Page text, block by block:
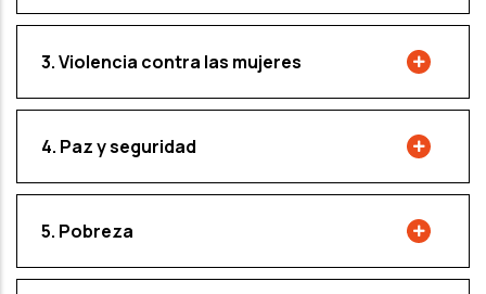
3. Violencia contra las mujeres
4. Paz y seguridad
5. Pobreza